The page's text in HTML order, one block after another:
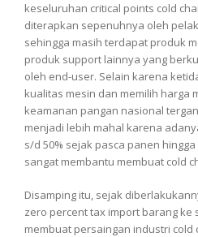
keseluruhan critical points cold
diterapkan sepenuhnya oleh
sehingga masih terdapat produk
produk support lainnya yang
oleh end-user. Selain karena
kualitas mesin dan memilih harga
keamanan pangan nasional
menjadi lebih mahal karena
s/d 50% sejak pasca panen
sangat membantu membuat cold
Disamping itu, sejak
zero percent tax import barang ke
membuat persaingan industri cold